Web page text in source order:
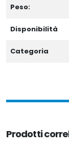
Peso:
Disponibilità
Categoria
Prodotti